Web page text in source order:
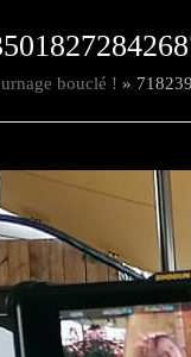
bouclé ! »